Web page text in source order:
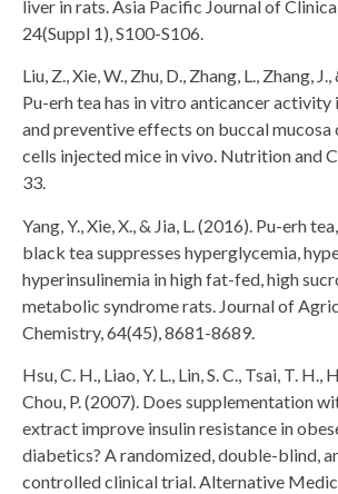
liver in rats. Asia Pacific Journal of
24(Suppl 1), S100-S106.
Liu, Z., Xie, W., Zhu, D., Zhang, L., Zhang,
Pu-erh tea has in vitro anticancer activity
and preventive effects on buccal mucosa
cells injected mice in vivo. Nutrition and
33.
Yang, Y., Xie, X., & Jia, L. (2016). Pu-erh
black tea suppresses hyperglycemia,
hyperinsulinemia in high fat-fed, high
metabolic syndrome rats. Journal of
Chemistry, 64(45), 8681-8689.
Hsu, C. H., Liao, Y. L., Lin, S. C., Tsai, T. H.,
Chou, P. (2007). Does supplementation
extract improve insulin resistance in
diabetics? A randomized, double-blind,
controlled clinical trial. Alternative